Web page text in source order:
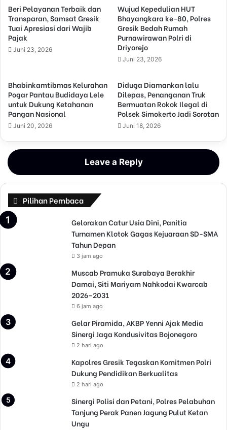
Beri Pelayanan Terbaik dan
Transparan, Samsat Gresik
Tuai Apresiasi dari Wajib
Pajak
Juni 23, 2026
Wujud Kepedulian HUT
Bhayangkara ke-80, Polres
Gresik Bedah Rumah
Purnawirawan Polri di
Driyorejo
Juni 23, 2026
Bhabinkamtibmas Kelurahan
Pogar Pantau Budidaya Lele
untuk Dukung Ketahanan
Pangan Nasional
Juni 20, 2026
Diduga Diamankan lalu
Dilepas, Penanganan Truk
Bermuatan Rokok Ilegal di
Polsek Simokerto Jadi Sorotan
Juni 18, 2026
Leave a Reply
Pilihan Pembaca
Gelorakan Catur Usia Dini, Panitia
Turnamen Klotok Gagas Kejuaraan SD-SMA
Tahun Depan
3 jam ago
Muscab Pramuka Surabaya Berakhir
Damai, Siti Mariyam Nahkodai Kwarcab
2026–2031
6 jam ago
Gelar Piramida, AKBP Yenni Ajak Media
Sinergi Jaga Kondusivitas Bojonegoro
2 hari ago
Kapolres Gresik Tegaskan Komitmen Polri
Dukung Pendidikan Berkualitas
2 hari ago
Sinergi Polisi dan Petani, Polres Pelabuhan
Tanjung Perak Panen Jagung Pulut Ketan
Ungu